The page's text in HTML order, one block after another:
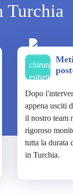
Turchia
Dopo
appena usciti
il nostro team
rigoroso
tutta la durata
in Turchia.